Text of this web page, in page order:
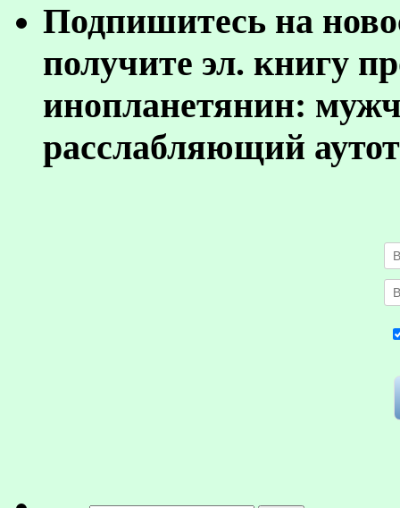
Подпишитесь на
получите эл. книгу
инопланетянин:
расслабляющий